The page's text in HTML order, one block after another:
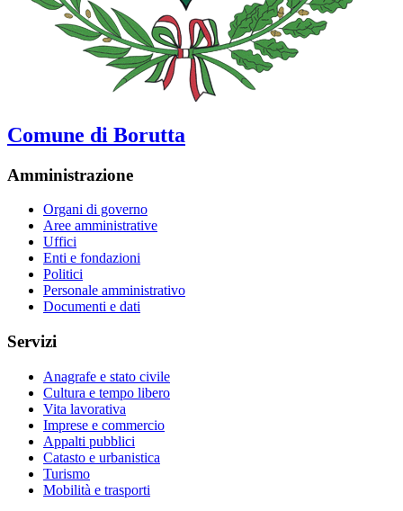
Comune di Borutta
Amministrazione
Organi di governo
Aree amministrative
Uffici
Enti e fondazioni
Politici
Personale amministrativo
Documenti e dati
Servizi
Anagrafe e stato civile
Cultura e tempo libero
Vita lavorativa
Imprese e commercio
Appalti pubblici
Catasto e urbanistica
Turismo
Mobilità e trasporti